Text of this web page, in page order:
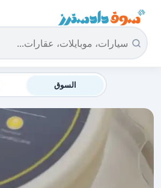
سوق دادسترز الرئيسية
السوق